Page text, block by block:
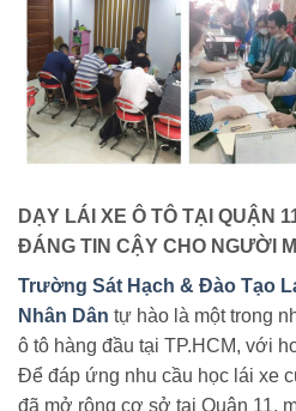
DẠY LÁI XE Ô TÔ TẠI QUẬN
ĐÁNG TIN CẬY CHO NGƯỜI
Trường Sát Hạch & Đào Tạo
Nhân Dân tự hào là một trong
ô tô hàng đầu tại TP.HCM, với
Để đáp ứng nhu cầu học lái xe
đã mở rộng cơ sở tại Quận 11,